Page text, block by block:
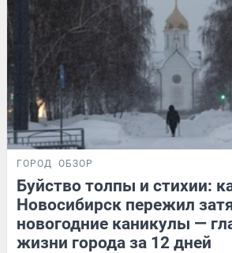
ГОРОД ОБЗОР
Буйство толпы и стихии:
Новосибирск пережил
новогодние каникулы —
жизни города за 12 дней